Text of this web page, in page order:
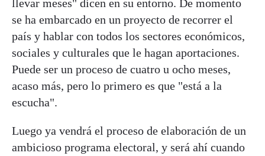
llevar meses" dicen en su entorno. De momento
se ha embarcado en un proyecto de recorrer el
país y hablar con todos los sectores económicos,
sociales y culturales que le hagan aportaciones.
Puede ser un proceso de cuatro u ocho meses,
acaso más, pero lo primero es que "está a la
escucha".
Luego ya vendrá el proceso de elaboración de un
ambicioso programa electoral, y será ahí cuando